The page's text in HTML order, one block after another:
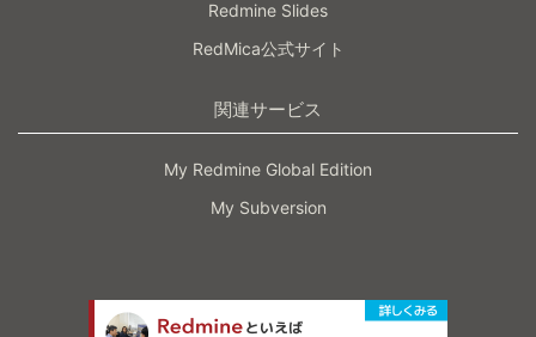
Redmine Slides
RedMica公式サイト
関連サービス
My Redmine Global Edition
My Subversion